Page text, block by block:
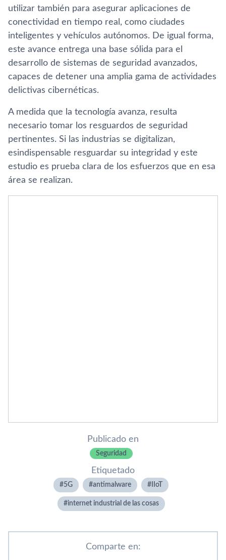
utilizar también para asegurar aplicaciones de
conectividad en tiempo real, como ciudades
inteligentes y vehículos autónomos. De igual forma,
este avance entrega una base sólida para el
desarrollo de sistemas de seguridad avanzados,
capaces de detener una amplia gama de actividades
delictivas cibernéticas.
A medida que la tecnología avanza, resulta
necesario tomar los resguardos de seguridad
pertinentes. Si las industrias se digitalizan,
esindispensable resguardar su integridad y este
estudio es prueba clara de los esfuerzos que en esa
área se realizan.
Publicado en
Seguridad
Etiquetado
5G antimalware IIoT
internet industrial de las cosas
Comparte en: